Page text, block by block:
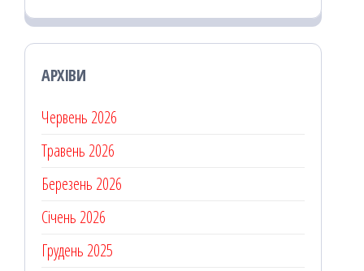
АРХІВИ
Червень 2026
Травень 2026
Березень 2026
Січень 2026
Грудень 2025